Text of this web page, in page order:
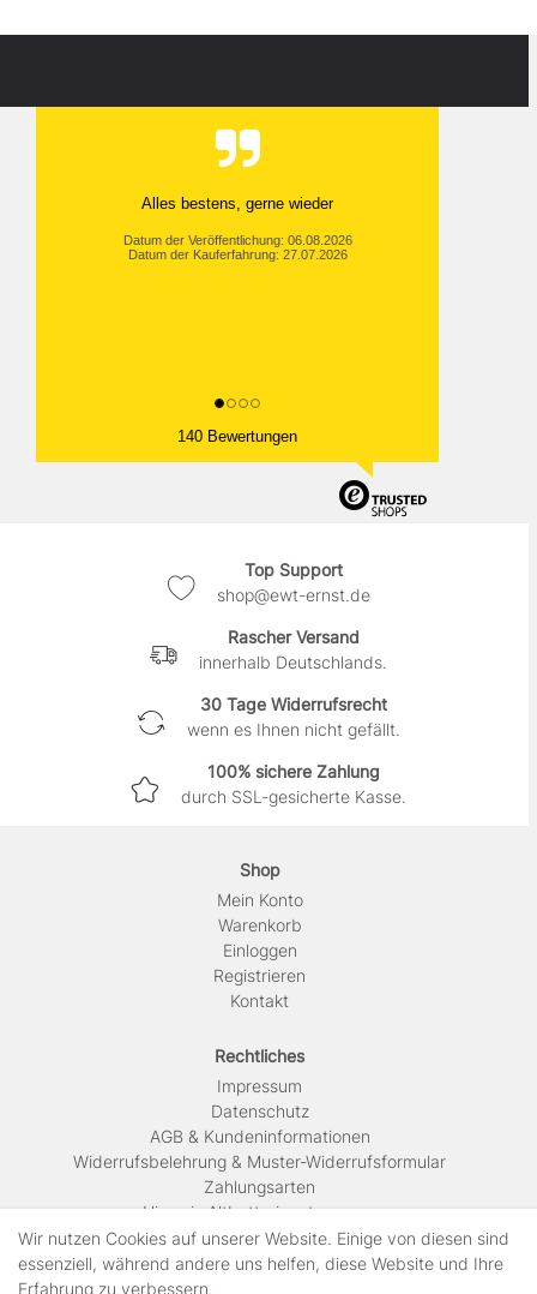
Alles bestens, gerne wieder
Datum der Veröffentlichung: 06.08.2026
Datum der Kauferfahrung: 27.07.2026
140 Bewertungen
Top Support
shop@ewt-ernst.de
Rascher Versand
innerhalb Deutschlands.
30 Tage Widerrufsrecht
wenn es Ihnen nicht gefällt.
100% sichere Zahlung
durch SSL-gesicherte Kasse.
Shop
Mein Konto
Warenkorb
Einloggen
Registrieren
Kontakt
Rechtliches
Impressum
Daten­schutz
AGB & Kundeninformationen
Widerrufsbelehrung & Muster-Widerrufsformular
Zahlungsarten
Hinweis Altbatterieentsorgung
Versandkosten & Lieferinformationen
Wir nutzen Cookies auf unserer Website. Einige von diesen sind
essenziell, während andere uns helfen, diese Website und Ihre
Erfahrung zu verbessern.